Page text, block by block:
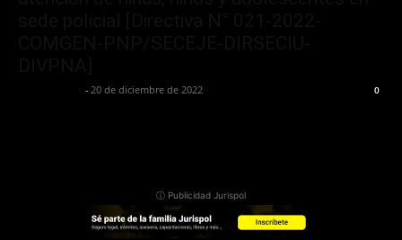
- 20 de diciembre de 2022 0
ⓘ Publicidad Jurispol